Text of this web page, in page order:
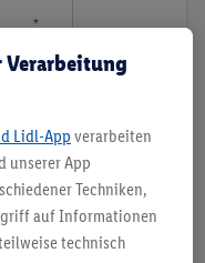
*
| 1L = 21.40 CHF
Verarbeitung
Lidl-App verarbeiten
unserer App
Techniken,
auf Informationen
technisch